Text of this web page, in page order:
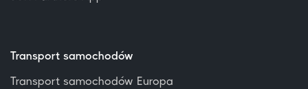
Transport samochodów
Transport samochodów Europa